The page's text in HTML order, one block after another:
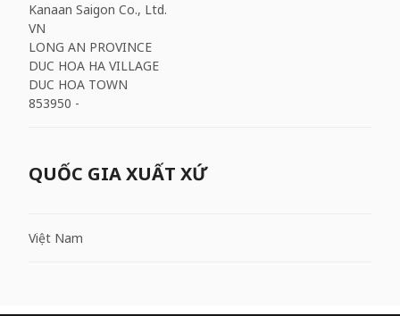
Kanaan Saigon Co., Ltd.
VN
LONG AN PROVINCE
DUC HOA HA VILLAGE
DUC HOA TOWN
853950 -
QUỐC GIA XUẤT XỨ
Việt Nam